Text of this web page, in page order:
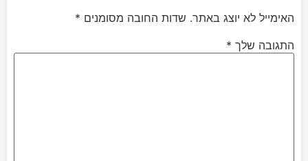
האימייל לא יוצג באתר. שדות החובה מסומנים *
התגובה שלך *